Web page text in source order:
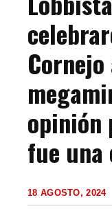
opinión
fue una
18 AGOSTO, 2024